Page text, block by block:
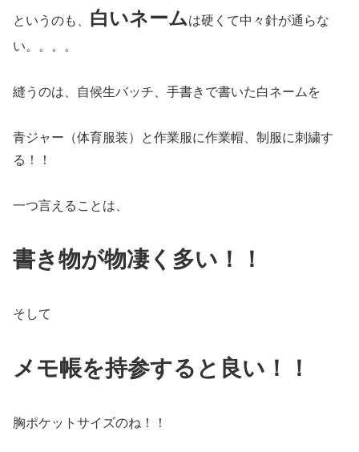
というのも、 白いネームは硬くて中々針が通らな
い。。。。
縫うのは、自候生バッチ、手書きで書いた白ネームを
青ジャー（体育服装）と作業服に作業帽、制服に刺繍す
る！！
一つ言えることは、
書き物が物凄く多い！！
そして
メモ帳を持参すると良い ！！
胸ポケットサイズのね！！